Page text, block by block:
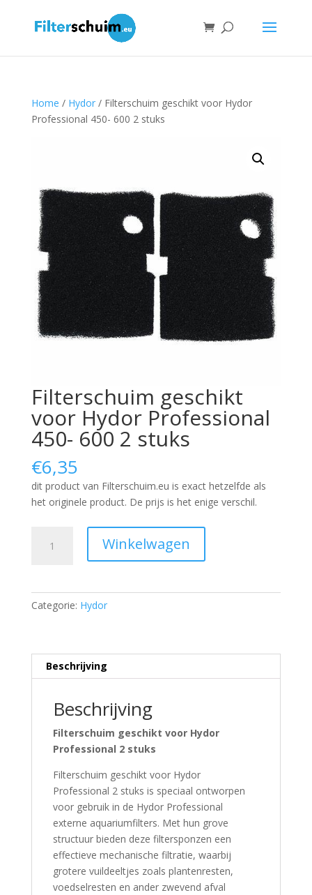
Home / Hydor/ Filterschuim geschikt voor Hydor
Professional 450- 600 2 stuks
Filterschuim geschikt
voor Hydor Professional
450- 600 2 stuks
€6,35
dit product van Filterschuim.eu is exact hetzelfde als
het originele product. De prijs is het enige verschil.
geschikt
stuks
quantity
Winkelwagen
Categorie: Hydor
Beschrijving
Beschrijving
Filterschuim geschikt voor Hydor
Professional 2 stuks
Filterschuim geschikt voor Hydor
Professional 2 stuks is speciaal ontworpen
voor gebruik in de Hydor Professional
externe aquariumfilters. Met hun grove
structuur bieden deze filtersponzen een
effectieve mechanische filtratie, waarbij
grotere vuildeeltjes zoals plantenresten,
voedselresten en ander zwevend afval